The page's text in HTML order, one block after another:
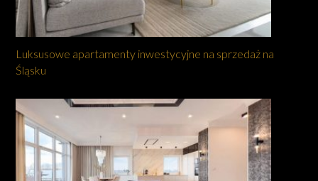
Luksusowe apartamenty inwestycyjne na sprzedaż na
Śląsku